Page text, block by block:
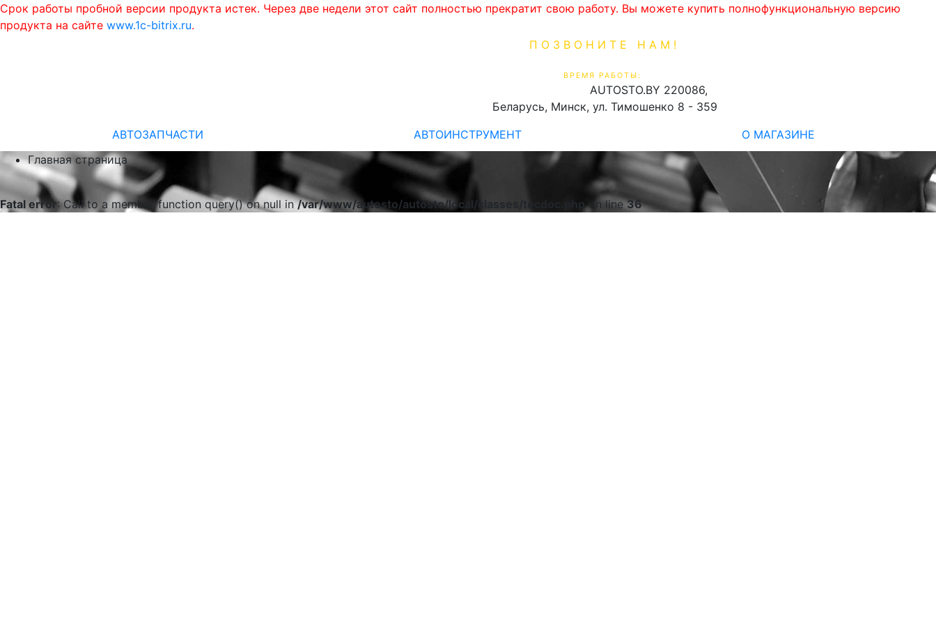
Срок работы пробной версии продукта истек. Через две недели этот сайт полностью прекратит свою работу. Вы можете купить полнофункциональную версию
продукта на сайте www.1c-bitrix.ru.
ПОЗВОНИТЕ НАМ!
ВРЕМЯ РАБОТЫ:
AUTOSTO.BY 220086,
Беларусь, Минск, ул. Тимошенко 8 - 359
АВТОЗАПЧАСТИ АВТОИНСТРУМЕНТ
О МАГАЗИНЕ
Главная страница
Fatal error: Call to a member function query() on null in/var/www/autosto/autosto/local/classes/tecdoc.phpon line36